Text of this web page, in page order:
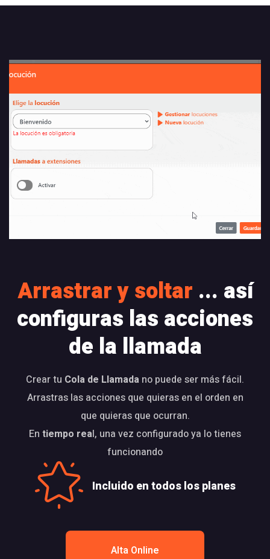
Arrastrar y soltar ... así
configuras las acciones
de la llamada
Crear tu Cola de Llamada no puede ser más fácil.
Arrastras las acciones que quieras en el orden en
que quieras que ocurran.
En tiempo real, una vez configurado ya lo tienes
funcionando
Incluido en todos los planes
Alta Online